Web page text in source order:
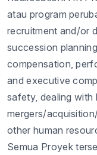
atau program
recruitment and/or
succession
compensation,
and executive
safety, dealing with
mergers/
other human
Semua Proyek